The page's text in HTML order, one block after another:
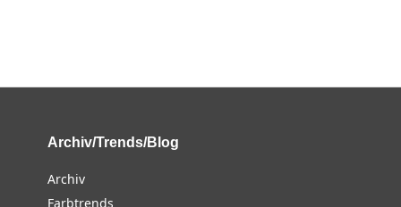
Archiv/Trends/Blog
Archiv
Farbtrends